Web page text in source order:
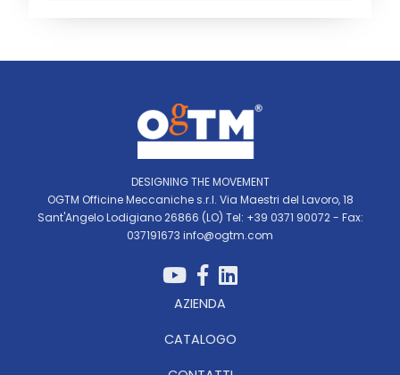
DESIGNING THE MOVEMENT
OGTM Officine Meccaniche s.r.l. Via Maestri del Lavoro, 18
Sant'Angelo Lodigiano 26866 (LO) Tel: +39 0371 90072 - Fax:
037191673 info@ogtm.com
AZIENDA
CATALOGO